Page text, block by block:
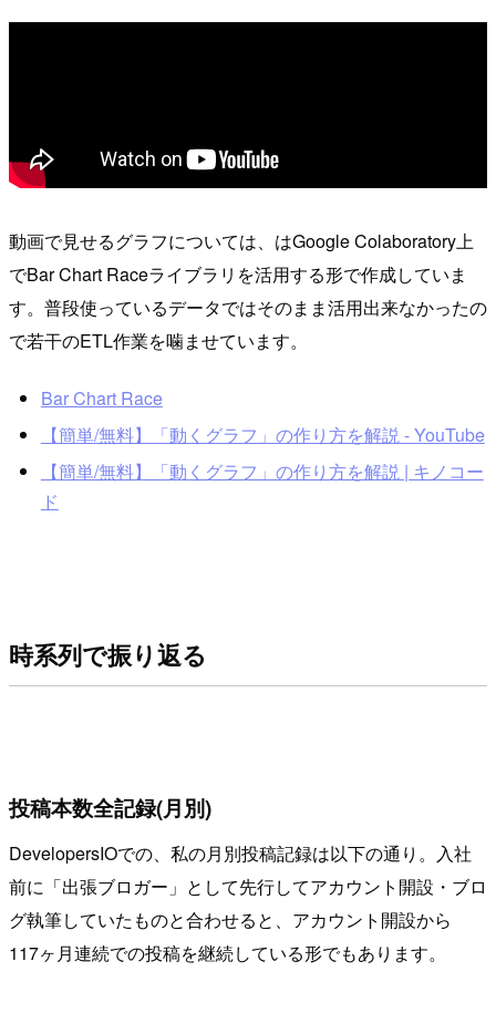
動画で見せるグラフについては、はGoogle Colaboratory上
でBar Chart Raceライブラリを活用する形で作成していま
す。普段使っているデータではそのまま活用出来なかったの
で若干のETL作業を噛ませています。
Bar Chart Race
【簡単/無料】「動くグラフ」の作り方を解説 - YouTube
【簡単/無料】「動くグラフ」の作り方を解説 | キノコー
ド
時系列で振り返る
投稿本数全記録(月別)
DevelopersIOでの、私の月別投稿記録は以下の通り。入社
前に「出張ブロガー」として先行してアカウント開設・ブロ
グ執筆していたものと合わせると、アカウント開設から
117ヶ月連続での投稿を継続している形でもあります。